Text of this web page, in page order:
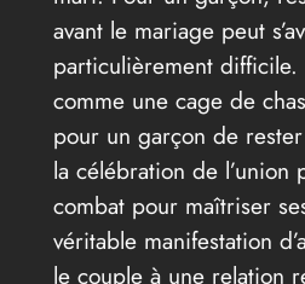
avant le mariage peut
particulièrement difficile.
comme une cage de
pour un garçon de
la célébration de l’union
combat pour maîtriser
véritable manifestation
le couple à une relation